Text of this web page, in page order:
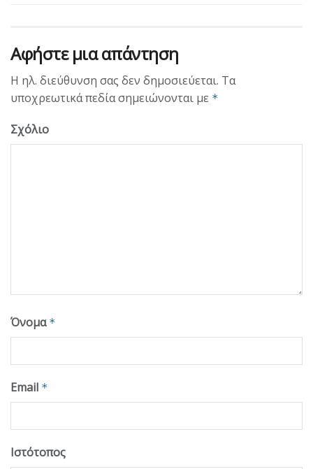
Αφήστε μια απάντηση
Η ηλ. διεύθυνση σας δεν δημοσιεύεται. Τα
υποχρεωτικά πεδία σημειώνονται με *
Σχόλιο
Όνομα *
Email *
Ιστότοπος